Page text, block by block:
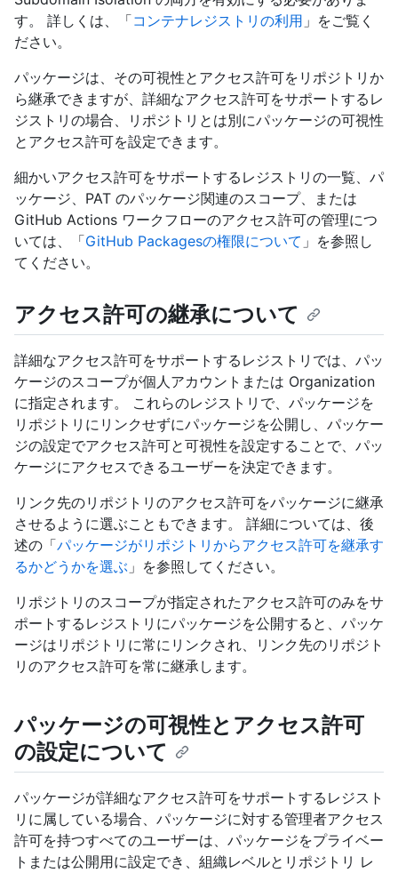
す。 詳しくは、「コンテナレジストリの利用 」をご覧く
ださい。
パッケージは、その可視性とアクセス許可をリポジトリか
ら継承できますが、詳細なアクセス許可をサポートするレ
ジストリの場合、リポジトリとは別にパッケージの可視性
とアクセス許可を設定できます。
細かいアクセス許可をサポートするレジストリの一覧、パ
ッケージ、PAT のパッケージ関連のスコープ、または
GitHub Actions ワークフローのアクセス許可の管理につ
いては、「GitHub Packagesの権限について 」を参照し
てください。
アクセス許可の継承について
詳細なアクセス許可をサポートするレジストリでは、パッ
ケージのスコープが個人アカウントまたは Organization
に指定されます。 これらのレジストリで、パッケージを
リポジトリにリンクせずにパッケージを公開し、パッケー
ジの設定でアクセス許可と可視性を設定することで、パッ
ケージにアクセスできるユーザーを決定できます。
リンク先のリポジトリのアクセス許可をパッケージに継承
させるように選ぶこともできます。 詳細については、後
述の「パッケージがリポジトリからアクセス許可を継承す
るかどうかを選ぶ 」を参照してください。
リポジトリのスコープが指定されたアクセス許可のみをサ
ポートするレジストリにパッケージを公開すると、パッケ
ージはリポジトリに常にリンクされ、リンク先のリポジト
リのアクセス許可を常に継承します。
パッケージの可視性とアクセス許可
の設定について
パッケージが詳細なアクセス許可をサポートするレジスト
リに属している場合、パッケージに対する管理者アクセス
許可を持つすべてのユーザーは、パッケージをプライベー
トまたは公開用に設定でき、組織レベルとリポジトリ レ